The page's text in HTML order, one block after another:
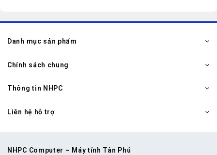
Danh mục sản phẩm
Chính sách chung
Thông tin NHPC
Liên hệ hỗ trợ
NHPC Computer – Máy tính Tân Phú